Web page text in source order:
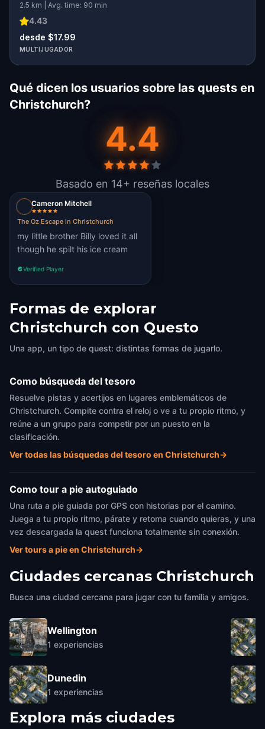
2.5 km | Avg. time: 90 min
4.43
desde $17.99
MULTIJUGADOR
Qué dicen los usuarios sobre las quests en
Christchurch?
4.4
Basado en 14+ reseñas locales
Cameron Mitchell
The Oz Escape in Christchurch
my little brother Billy loved it all
though he spilt his ice cream
Verified Player
Formas de explorar
Christchurch con Questo
Una app, un tipo de quest: distintas formas de jugarlo.
Como búsqueda del tesoro
Resuelve pistas y acertijos en lugares emblemáticos de
Christchurch. Compite contra el reloj o ve a tu propio ritmo, y
reúne a un grupo para competir por un puesto en la
clasificación.
Ver todas las búsquedas del tesoro en Christchurch→
Como tour a pie autoguiado
Una ruta a pie guiada por GPS con historias por el camino.
Juega a tu propio ritmo, párate y retoma cuando quieras, y una
vez descargada la quest funciona totalmente sin conexión.
Ver tours a pie en Christchurch→
Ciudades cercanas Christchurch
Busca una ciudad cercana para jugar con tu familia y amigos.
Wellington
1 experiencias
Dunedin
1 experiencias
Explora más ciudades